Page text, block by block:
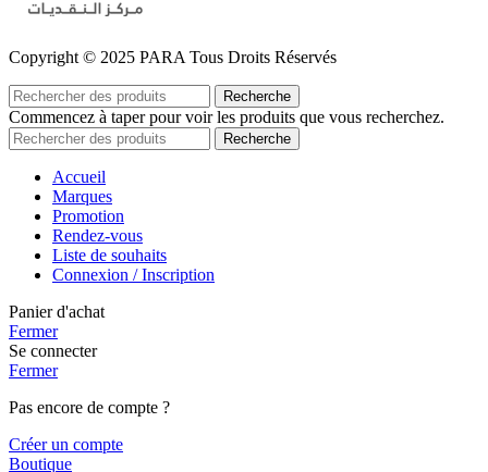
Copyright © 2025 PARA Tous Droits Réservés
Recherche
Commencez à taper pour voir les produits que vous recherchez.
Recherche
Accueil
Marques
Promotion
Rendez-vous
Liste de souhaits
Connexion / Inscription
Panier d'achat
Fermer
Se connecter
Fermer
Pas encore de compte ?
Créer un compte
Boutique